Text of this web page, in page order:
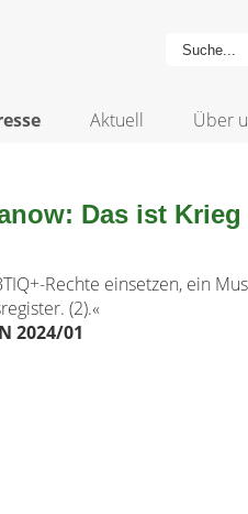
Aktuell Über
Das ist Krieg
Rechte einsetzen, ein
(2).«
2024/01